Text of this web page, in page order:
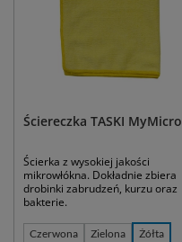
Ściereczka TASKI MyMicro
Ścierka z wysokiej jakości
mikrowłókna. Dokładnie zbiera
drobinki zabrudzeń, kurzu oraz
bakterie.
Czerwona Zielona Żółta